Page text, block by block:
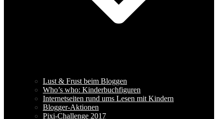
Lust & Frust beim Bloggen
Who’s who: Kinderbuchfiguren
Internetseiten rund ums Lesen mit Kindern
Blogger-Aktionen
Pixi-Challenge 2017